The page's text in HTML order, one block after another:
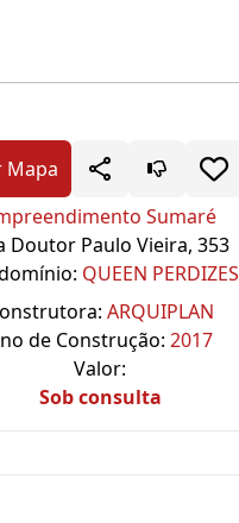
Mapa
Sumaré
Doutor Paulo Vieira, 353
QUEEN PERDIZES
ARQUIPLAN
de Construção: 2017
Valor:
Sob consulta